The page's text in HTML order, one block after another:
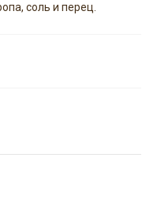
соль и перец.